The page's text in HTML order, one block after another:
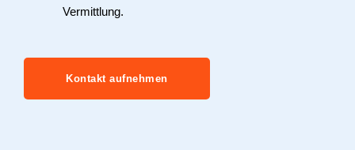
Vermittlung.
Kontakt aufnehmen